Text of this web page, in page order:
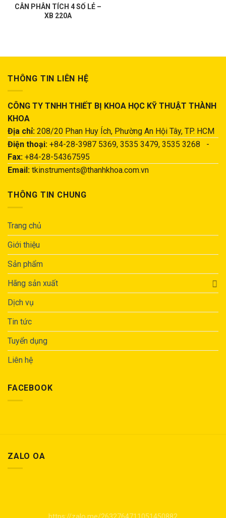
CÂN PHÂN TÍCH 4 SỐ LẺ –
XB 220A
THÔNG TIN LIÊN HỆ
CÔNG TY TNHH THIẾT BỊ KHOA HỌC KỸ THUẬT THÀNH
KHOA
Địa chỉ: 208/20 Phan Huy Ích, Phường An Hội Tây, TP. HCM
Điện thoại: +84-28-3987 5369, 3535 3479, 3535 3268 -
Fax: +84-28-54367595
Email: tkinstruments@thanhkhoa.com.vn
THÔNG TIN CHUNG
Trang chủ
Giới thiệu
Sản phẩm
Hãng sản xuất
Dịch vụ
Tin tức
Tuyển dụng
Liên hệ
FACEBOOK
ZALO OA